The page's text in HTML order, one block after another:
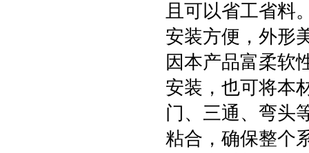
且可以省工省料
安装方便，外形
因本产品富柔软
安装，也可将本
门、三通、弯头
粘合，确保整个